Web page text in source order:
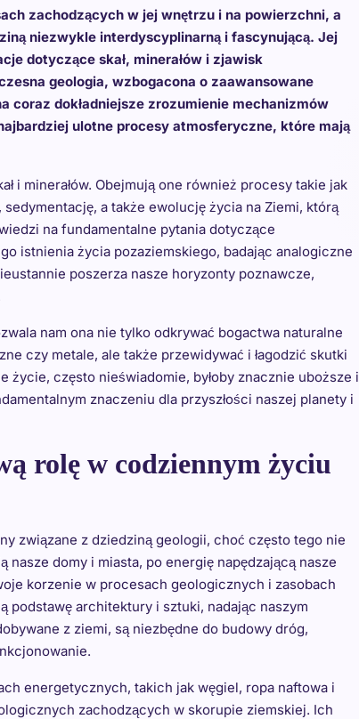
zachodzących w jej wnętrzu i na powierzchni, a
niezwykle interdyscyplinarną i fascynującą. Jej
dotyczące skał, minerałów i zjawisk
geologia, wzbogacona o zaawansowane
coraz dokładniejsze zrozumienie mechanizmów
ulotne procesy atmosferyczne, które mają
i minerałów. Obejmują one również procesy takie jak
a także ewolucję życia na Ziemi, którą
na fundamentalne pytania dotyczące
istnienia życia pozaziemskiego, badając analogiczne
poszerza nasze horyzonty poznawcze,
nam ona nie tylko odkrywać bogactwa naturalne
czy metale, ale także przewidywać i łagodzić skutki
życie, często nieświadomie, byłoby znacznie uboższe i
znaczeniu dla przyszłości naszej planety i
rolę w codziennym życiu
związane z dziedziną geologii, choć często tego nie
domy i miasta, po energię napędzającą nasze
korzenie w procesach geologicznych i zasobach
podstawę architektury i sztuki, nadając naszym
z ziemi, są niezbędne do budowy dróg,
energetycznych, takich jak węgiel, ropa naftowa i
zachodzących w skorupie ziemskiej. Ich